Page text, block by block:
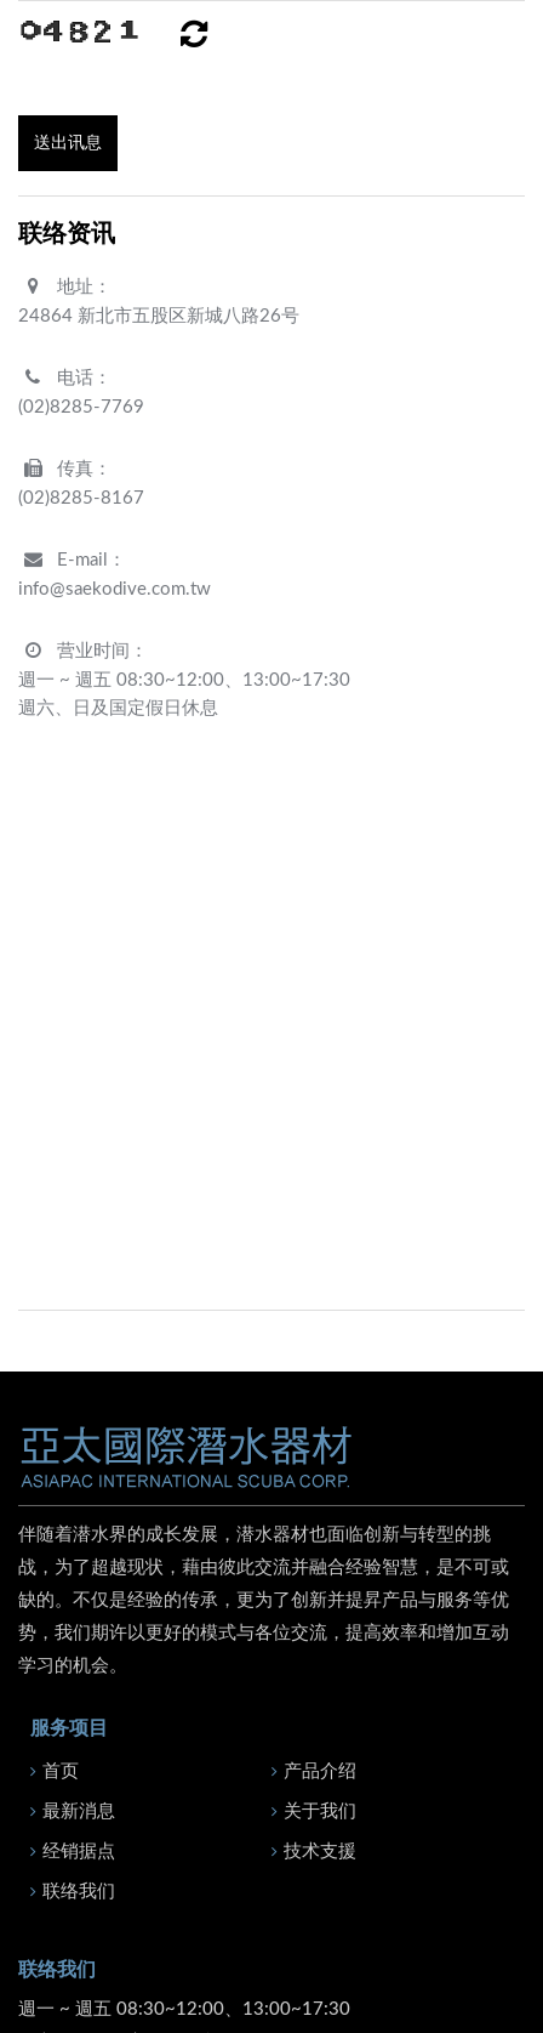
送出讯息
联络资讯
地址：
24864 新北市五股区新城八路26号
电话：
(02)8285-7769
传真：
(02)8285-8167
E-mail：
info@saekodive.com.tw
营业时间：
週一 ~ 週五 08:30~12:00、13:00~17:30
週六、日及国定假日休息
伴随着潜水界的成长发展，潜水器材也面临创新与转型的挑
战，为了超越现状，藉由彼此交流并融合经验智慧，是不可或
缺的。不仅是经验的传承，更为了创新并提昇产品与服务等优
势，我们期许以更好的模式与各位交流，提高效率和增加互动
学习的机会。
服务项目
首页 产品介绍
最新消息 关于我们
经销据点 技术支援
联络我们
联络我们
週一 ~ 週五 08:30~12:00、13:00~17:30